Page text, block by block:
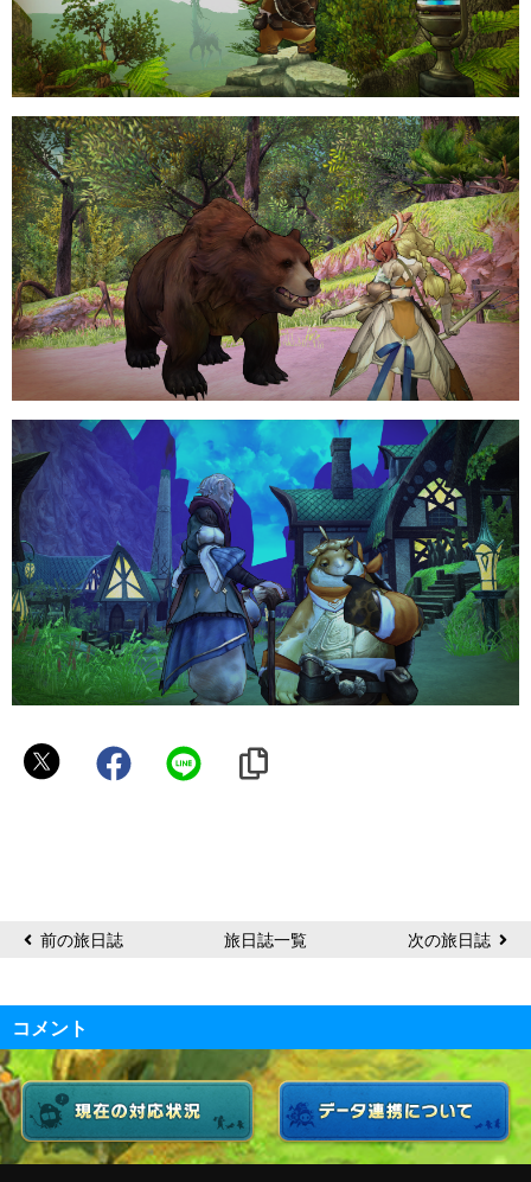
い
前の旅日誌 旅日誌一覧 次の旅日誌
コメント